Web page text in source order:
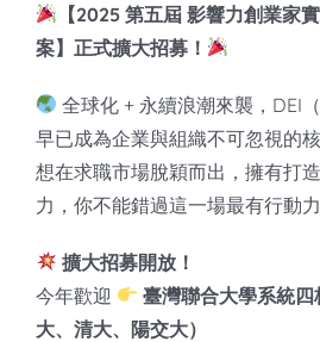
【2025 第五屆 影響力創業家
案】正式擴大招募！
全球化 + 永續浪潮來襲，DEI
早已成為企業與組織不可忽視的
想在求職市場脫穎而出，擁有打
力，你不能錯過這一場最有行動
擴大招募開放！
今年歡迎
臺灣聯合大學系統
大、清大、陽交大）